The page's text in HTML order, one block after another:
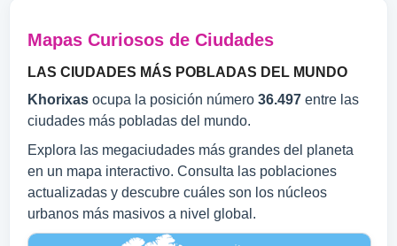
Mapas Curiosos de Ciudades
LAS CIUDADES MÁS POBLADAS DEL MUNDO
Khorixas ocupa la posición número 36.497 entre las
ciudades más pobladas del mundo.
Explora las megaciudades más grandes del planeta
en un mapa interactivo. Consulta las poblaciones
actualizadas y descubre cuáles son los núcleos
urbanos más masivos a nivel global.